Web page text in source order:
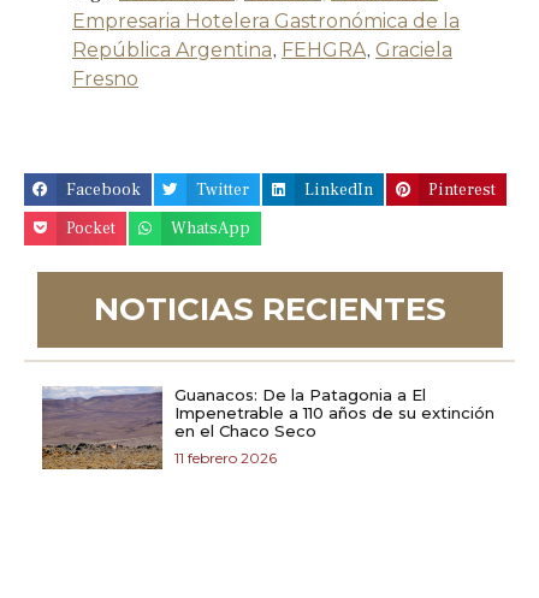
Empresaria Hotelera Gastronómica de la
República Argentina, FEHGRA, Graciela
Fresno
Facebook Twitter LinkedIn
Pinterest
Pocket
WhatsApp
NOTICIAS RECIENTES
Guanacos: De la Patagonia a El
Impenetrable a 110 años de su extinción
en el Chaco Seco
11 febrero 2026